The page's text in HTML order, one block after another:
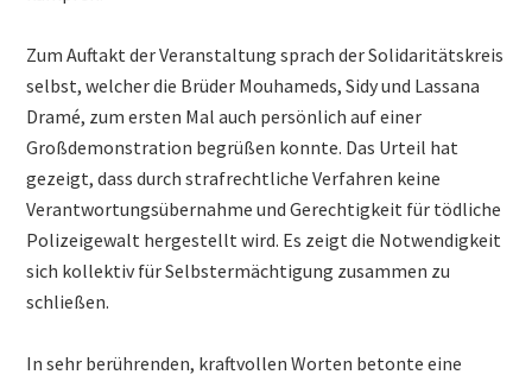
Zum Auftakt der Veranstaltung sprach der Solidaritätskreis
selbst, welcher die Brüder Mouhameds, Sidy und Lassana
Dramé, zum ersten Mal auch persönlich auf einer
Großdemonstration begrüßen konnte. Das Urteil hat
gezeigt, dass durch strafrechtliche Verfahren keine
Verantwortungsübernahme und Gerechtigkeit für tödliche
Polizeigewalt hergestellt wird. Es zeigt die Notwendigkeit
sich kollektiv für Selbstermächtigung zusammen zu
schließen.
In sehr berührenden, kraftvollen Worten betonte eine